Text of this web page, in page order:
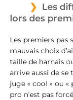
Les
lors des
Les premiers pas
mauvais choix
taille de harnais
arrive aussi de se
juge « cool » ou
pro n’est pas